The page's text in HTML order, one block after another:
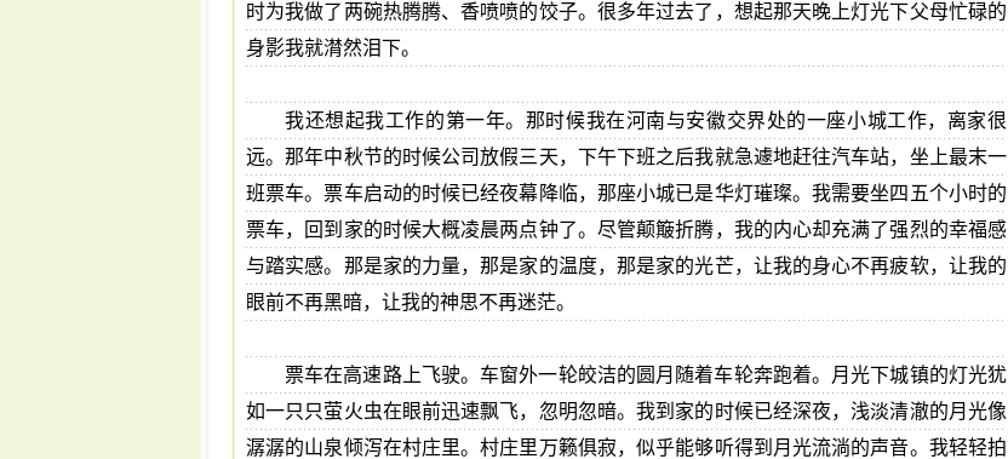
时为我做了两碗热腾腾、香喷喷的饺子。很多年过去了，想起那天晚上灯光下父母忙碌的
身影我就潸然泪下。
我还想起我工作的第一年。那时候我在河南与安徽交界处的一座小城工作，离家很
远。那年中秋节的时候公司放假三天，下午下班之后我就急遽地赶往汽车站，坐上最末一
班票车。票车启动的时候已经夜幕降临，那座小城已是华灯璀璨。我需要坐四五个小时的
票车，回到家的时候大概凌晨两点钟了。尽管颠簸折腾，我的内心却充满了强烈的幸福感
与踏实感。那是家的力量，那是家的温度，那是家的光芒，让我的身心不再疲软，让我的
眼前不再黑暗，让我的神思不再迷茫。
票车在高速路上飞驶。车窗外一轮皎洁的圆月随着车轮奔跑着。月光下城镇的灯光犹
如一只只萤火虫在眼前迅速飘飞，忽明忽暗。我到家的时候已经深夜，浅淡清澈的月光像
潺潺的山泉倾泻在村庄里。村庄里万籁俱寂，似乎能够听得到月光流淌的声音。我轻轻拍